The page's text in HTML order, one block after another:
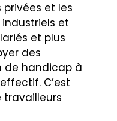
privées et les
et
et plus
des
de handicap à
C’est
travailleurs